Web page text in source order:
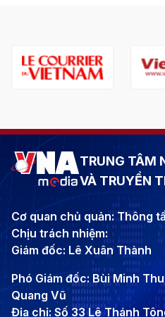
TRUNG TÂM
VÀ TRUYỀN
Cơ quan chủ quản: Thông
Chịu trách nhiệm:
Giám đốc: Lê Xuân Thành
Phó Giám đốc: Bùi Minh
Quang Vũ
Địa chỉ: Số 33 Lê Thánh